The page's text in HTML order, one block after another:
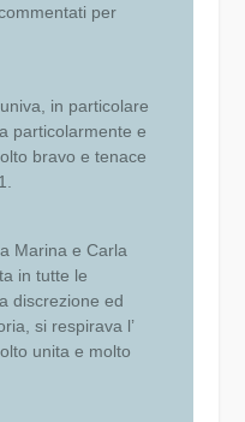
per
in particolare
particolarmente e
bravo e tenace
Marina e Carla
in tutte le
discrezione ed
si respirava l’
unita e molto